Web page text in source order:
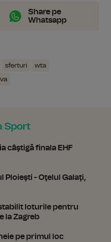
Share pe
Whatsapp
sferturi
wta
Sport
câştigă finala EHF
Ploieşti - Oţelul Galaţi,
loturile pentru
la Zagreb
pe primul loc